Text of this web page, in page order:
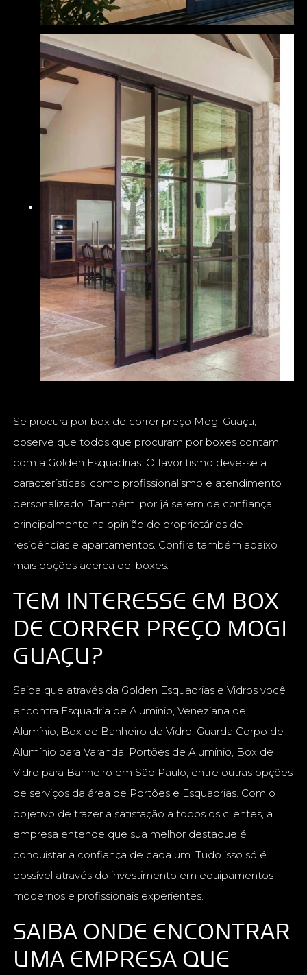
Se procura por box de correr preço Mogi Guaçu,
observe que todos que procuram por boxes contam
com a Golden Esquadrias. O favoritismo deve-se a
características, como profissionalismo e atendimento
personalizado. Também, por já serem de confiança,
principalmente na opinião de proprietários de
residências e apartamentos. Confira também abaixo
mais opções acerca de: boxes.
TEM INTERESSE EM BOX
DE CORRER PREÇO MOGI
GUAÇU?
Saiba que através da Golden Esquadrias e Vidros você
encontra Esquadria de Aluminio, Veneziana de
Alumínio, Box de Banheiro de Vidro, Guarda Corpo de
Alumínio para Varanda, Portões de Alumínio, Box de
Vidro para Banheiro em São Paulo, entre outras opções
de serviços da área de Portões e Esquadrias. Com o
objetivo de trazer a satisfação a todos os clientes, a
empresa entende que sua melhor destaque é
conquistar a confiança de cada um. Tudo isso só é
possível através do investimento em equipamentos
modernos e profissionais experientes.
SAIBA ONDE ENCONTRAR
UMA EMPRESA QUE